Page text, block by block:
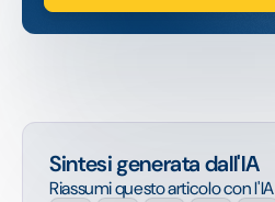
Sintesi generata dall'IA
Riassumi questo articolo con l'IA